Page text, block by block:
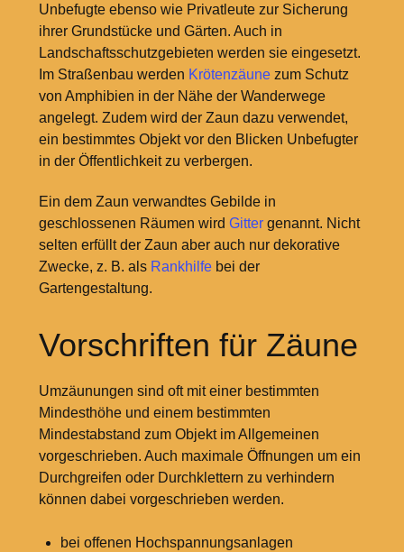
Unbefugte ebenso wie Privatleute zur Sicherung
ihrer Grundstücke und Gärten. Auch in
Landschaftsschutzgebieten werden sie eingesetzt.
Im Straßenbau werden Krötenzäunezum Schutz
von Amphibien in der Nähe der Wanderwege
angelegt. Zudem wird der Zaun dazu verwendet,
ein bestimmtes Objekt vor den Blicken Unbefugter
in der Öffentlichkeit zu verbergen.
Ein dem Zaun verwandtes Gebilde in
geschlossenen Räumen wird Gittergenannt. Nicht
selten erfüllt der Zaun aber auch nur dekorative
Zwecke, z. B. als Rankhilfebei der
Gartengestaltung.
Vorschriften für Zäune
Umzäunungen sind oft mit einer bestimmten
Mindesthöhe und einem bestimmten
Mindestabstand zum Objekt im Allgemeinen
vorgeschrieben. Auch maximale Öffnungen um ein
Durchgreifen oder Durchklettern zu verhindern
können dabei vorgeschrieben werden.
bei offenen Hochspannungsanlagen